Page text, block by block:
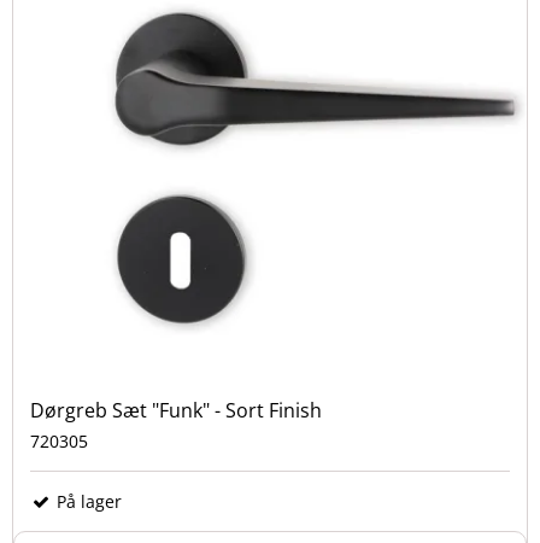
Dørgreb Sæt "Funk" - Sort Finish
720305
På lager